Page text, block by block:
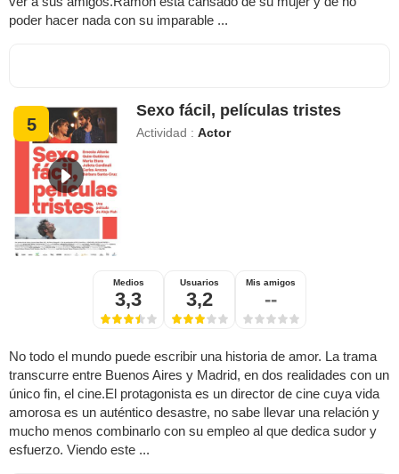
poder hacer nada con su imparable ...
5
Sexo fácil, películas tristes
Actividad :Actor
Medios
3,3
Usuarios
3,2
Mis amigos
--
No todo el mundo puede escribir una historia de amor. La trama
transcurre entre Buenos Aires y Madrid, en dos realidades con un
único fin, el cine.El protagonista es un director de cine cuya vida
amorosa es un auténtico desastre, no sabe llevar una relación y
mucho menos combinarlo con su empleo al que dedica sudor y
esfuerzo. Viendo este ...